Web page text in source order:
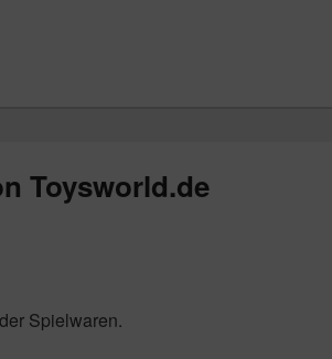
Toysworld.de
Spielwaren.